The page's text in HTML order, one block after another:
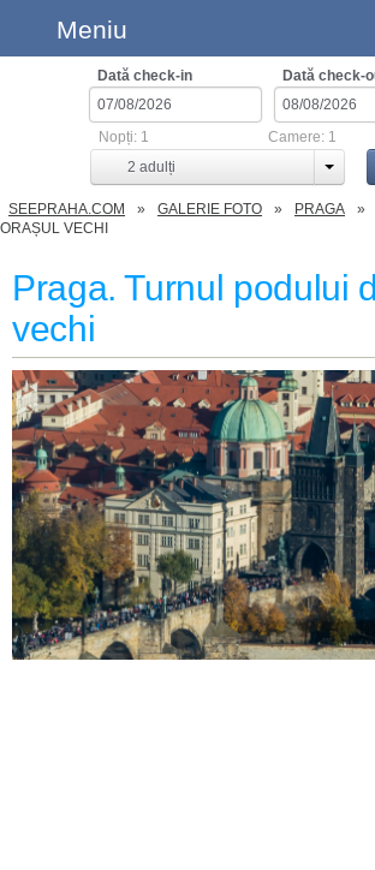
Meniu
Dată check-in Dată check-
2 adulți
Nopți: 1 Camere: 1
SEEPRAHA.COM GALERIE FOTO PRAGA
ORAȘUL VECHI
Praga. Turnul podului
vechi